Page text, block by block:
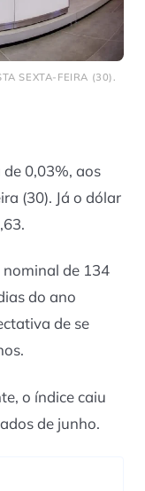
SEXTA-FEIRA (30).
0,03%, aos
(30). Já o dólar
de 134
do ano
de se
o índice caiu
de junho.